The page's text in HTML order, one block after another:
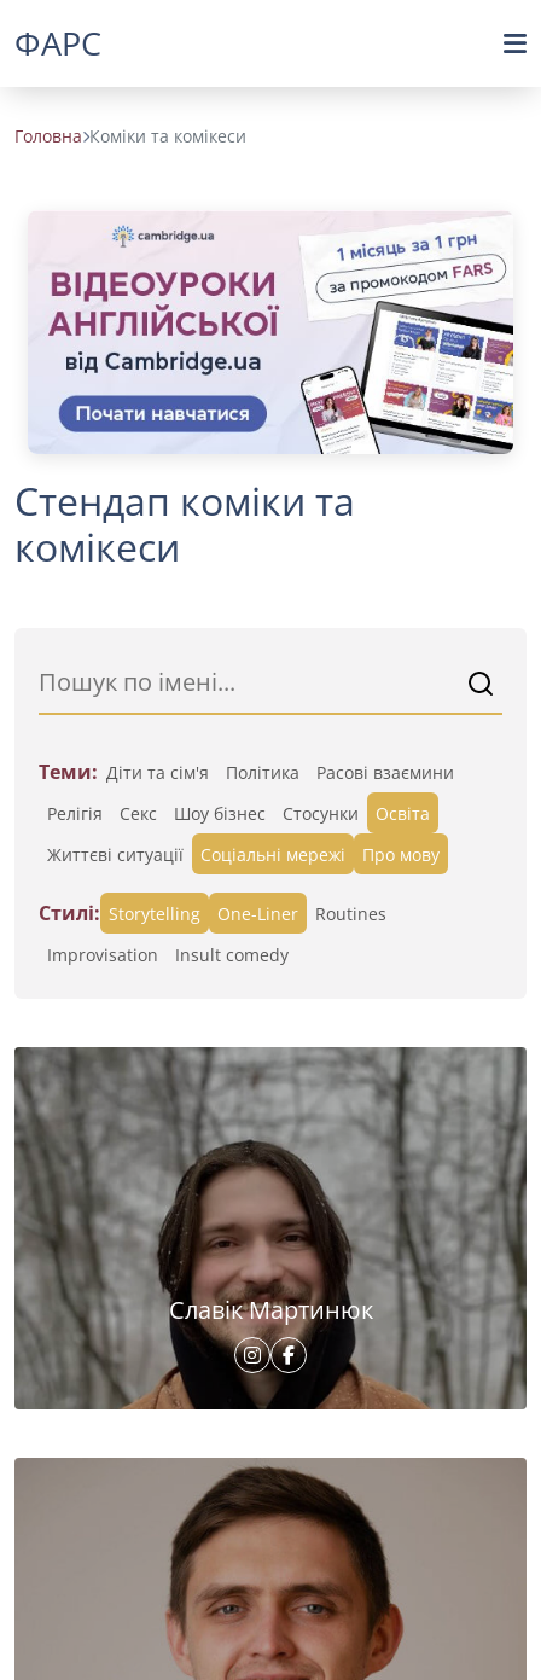
ФАРС
Головна Коміки та комікеси
Стендап коміки та
комікеси
Теми: Діти та сім'я Політика
Расові взаємини
Релігія
Секс Шоу бізнес Стосунки
Освіта
Життєві ситуації
Cоціальні мережі Про мову
Стилі: Storytelling One-Liner
Routines
Improvisation
Insult comedy
Славік Мартинюк